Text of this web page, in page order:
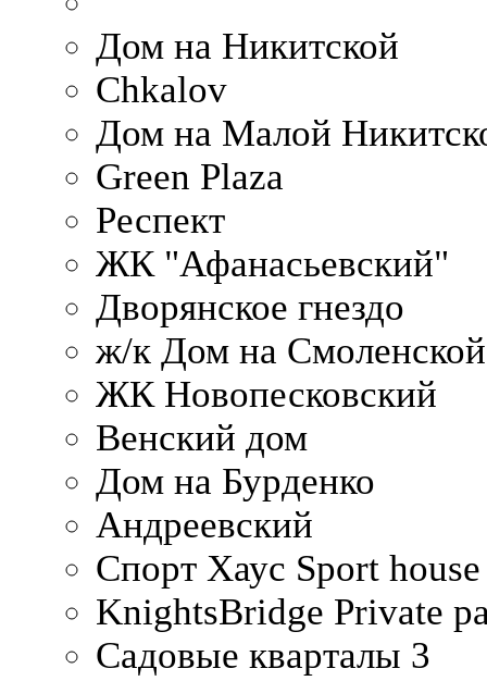
Дом на Никитской
Chkalov
Дом на Малой
Green Plaza
Респект
ЖК "Афанасьевский"
Дворянское гнездо
ж/к Дом на
ЖК Новопесковский
Венский дом
Дом на Бурденко
Андреевский
Спорт Хаус Sport house
KnightsBridge Private
Садовые кварталы 3